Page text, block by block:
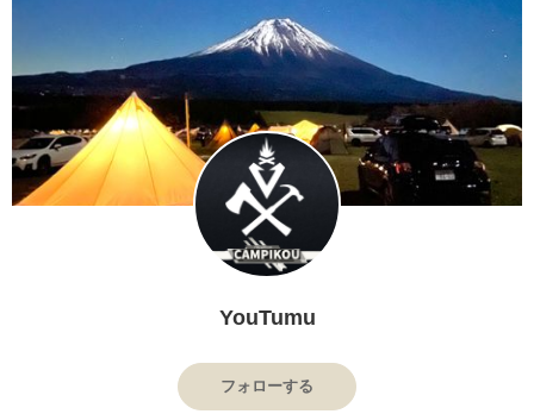
YouTumu
フォローする